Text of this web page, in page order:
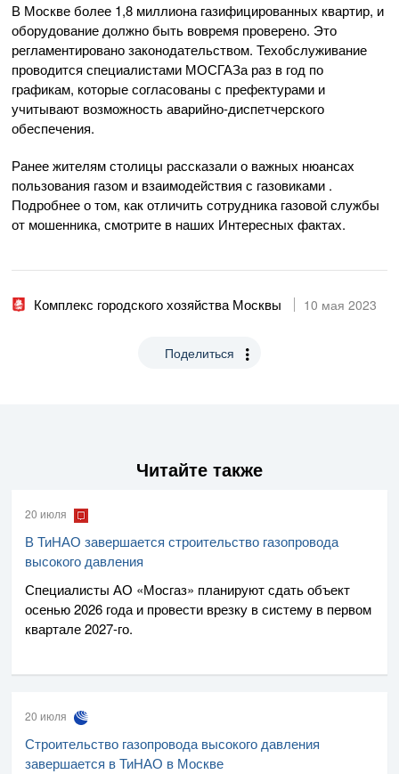
В Москве более 1,8 миллиона газифицированных квартир, и
оборудование должно быть вовремя проверено. Это
регламентировано законодательством. Техобслуживание
проводится специалистами МОСГАЗа раз в год по
графикам, которые согласованы с префектурами и
учитывают возможность аварийно-диспетчерского
обеспечения.
Ранее жителям столицы рассказали о важных нюансах
пользования газом и взаимодействия с газовиками .
Подробнее о том, как отличить сотрудника газовой службы
от мошенника, смотрите в наших Интересных фактах.
Комплекс городского хозяйства Москвы 10 мая 2023
Поделиться
Читайте также
20 июля
В ТиНАО завершается строительство газопровода
высокого давления
Специалисты АО «Мосгаз» планируют сдать объект
осенью 2026 года и провести врезку в систему в первом
квартале2027-го.
20 июля
Строительство газопровода высокого давления
завершается в ТиНАО в Москве